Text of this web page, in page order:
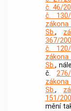
č. 46/
č.
Sb.,
367/
č.
Sb.,
č.
Sb.,
151/
mění